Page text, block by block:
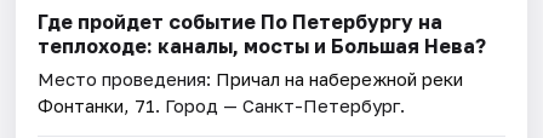
Где пройдет событие По Петербургу на
теплоходе: каналы, мосты и Большая Нева?
Место проведения: Причал на набережной реки
Фонтанки, 71. Город — Санкт-Петербург.